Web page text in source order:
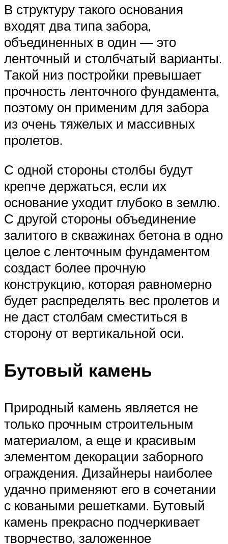
В структуру такого основания
входят два типа забора,
объединенных в один — это
ленточный и столбчатый варианты.
Такой низ постройки превышает
прочность ленточного фундамента,
поэтому он применим для забора
из очень тяжелых и массивных
пролетов.
С одной стороны столбы будут
крепче держаться, если их
основание уходит глубоко в землю.
С другой стороны объединение
залитого в скважинах бетона в одно
целое с ленточным фундаментом
создаст более прочную
конструкцию, которая равномерно
будет распределять вес пролетов и
не даст столбам сместиться в
сторону от вертикальной оси.
Бутовый камень
Природный камень является не
только прочным строительным
материалом, а еще и красивым
элементом декорации заборного
ограждения. Дизайнеры наиболее
удачно применяют его в сочетании
с коваными решетками. Бутовый
камень прекрасно подчеркивает
творчество, заложенное